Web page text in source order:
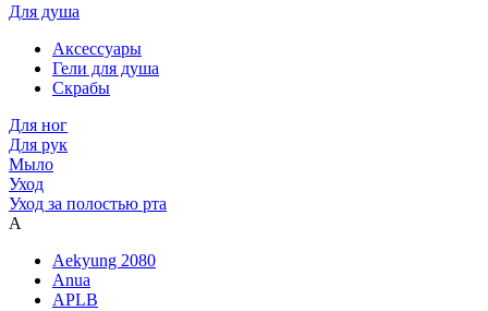
Для душа
Аксессуары
Гели для душа
Скрабы
Для ног
Для рук
Мыло
Уход
Уход за полостью рта
A
Aekyung 2080
Anua
APLB